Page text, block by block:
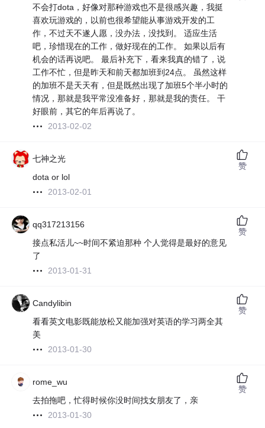
不会打dota，好像对那种游戏也不是很感兴趣，我挺
喜欢玩游戏的，以前也很希望能从事游戏开发的工
作，不过天不遂人愿，没办法，没找到。 适应生活
吧，珍惜现在的工作，做好现在的工作。 如果以后有
机会的话再说吧。 最后补充下，看来我真的错了，说
工作不忙，但是昨天和前天都加班到24点。 虽然这样
的加班不是天天有，但是既然出现了加班5个半小时的
情况，那就是我平常没准备好，那就是我的责任。 干
好眼前，其它的年后再说了。
2013-02-02
七神之光
dota or lol
2013-02-01
赞
qq317213156
接点私活儿~~时间不紧迫那种 个人觉得是最好的意见
了
2013-01-31
赞
Candylibin
看看英文电影既能放松又能加强对英语的学习两全其
美
2013-01-30
赞
rome_wu
去拍拖吧，忙得时候你没时间找女朋友了，亲
2013-01-30
赞